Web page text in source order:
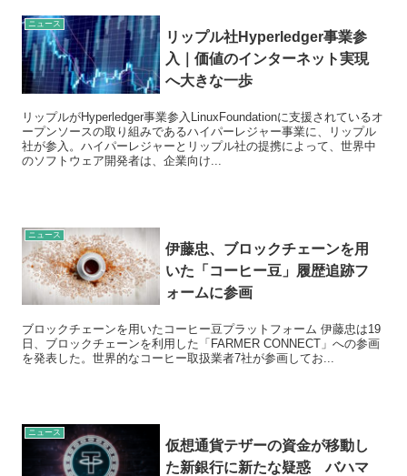
ニュース
リップル社Hyperledger事業参
入｜価値のインターネット実現
へ大きな一歩
リップルがHyperledger事業参入LinuxFoundationに支援されているオ
ープンソースの取り組みであるハイパーレジャー事業に、リップル
社が参入。ハイパーレジャーとリップル社の提携によって、世界中
のソフトウェア開発者は、企業向け...
ニュース
伊藤忠、ブロックチェーンを用
いた「コーヒー豆」履歴追跡フ
ォームに参画
ブロックチェーンを用いたコーヒー豆プラットフォーム 伊藤忠は19
日、ブロックチェーンを利用した「FARMER CONNECT」への参画
を発表した。世界的なコーヒー取扱業者7社が参画してお...
ニュース
仮想通貨テザーの資金が移動し
た新銀行に新たな疑惑 バハマ